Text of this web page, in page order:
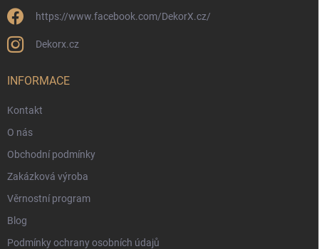
https://www.facebook.com/DekorX.cz/
Dekorx.cz
INFORMACE
Kontakt
O nás
Obchodní podmínky
Zakázková výroba
Věrnostní program
Blog
Podmínky ochrany osobních údajů